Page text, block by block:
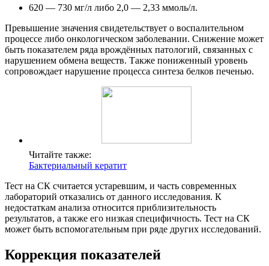
620 — 730 мг/л либо 2,0 — 2,33 ммоль/л.
Превышение значения свидетельствует о воспалительном
процессе либо онкологическом заболевании. Снижение может
быть показателем ряда врождённых патологий, связанных с
нарушением обмена веществ. Также пониженный уровень
сопровождает нарушение процесса синтеза белков печенью.
Читайте также:
Бактериальный кератит
Тест на СК считается устаревшим, и часть современных
лабораторий отказались от данного исследования. К
недостаткам анализа относится приблизительность
результатов, а также его низкая специфичность. Тест на СК
может быть вспомогательным при ряде других исследований.
Коррекция показателей